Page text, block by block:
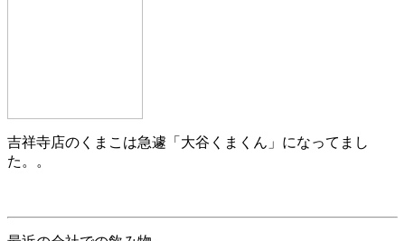
吉祥寺店のくまこは急遽「大谷くまくん」になってまし
た。。